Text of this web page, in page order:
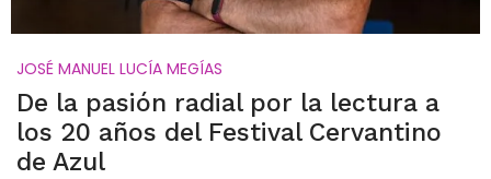
JOSÉ MANUEL LUCÍA MEGÍAS
De la pasión radial por la lectura a
los 20 años del Festival Cervantino
de Azul